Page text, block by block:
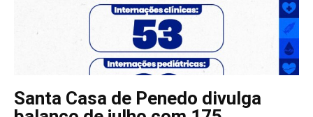
Santa Casa de Penedo divulga